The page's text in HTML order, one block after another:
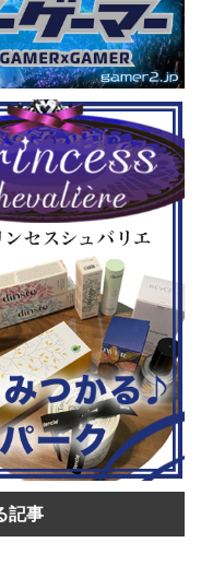
ム） 注目
ット』
ラーゲー
鉄拳8
...
す。 ちなみ
ーである蝶
なるそうで
場しますよ
大会参加者
選あり。予
22日。本戦
記事